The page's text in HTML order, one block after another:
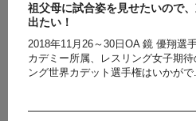
祖父母に試合姿を見せたいので
出たい！
2018年11月26～30日OA 鏡 優翔選
カデミー所属、レスリング女子期
ング世界カデット選手権はいかがで